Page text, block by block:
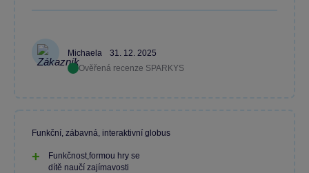
Michaela
31. 12. 2025
Ověřená recenze SPARKYS
Funkční, zábavná, interaktivní globus
Funkčnost,formou hry se
dítě naučí zajímavosti